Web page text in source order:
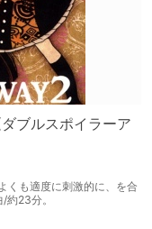
ブルスポイラーア
くも適度に刺激的に、を合
23分。